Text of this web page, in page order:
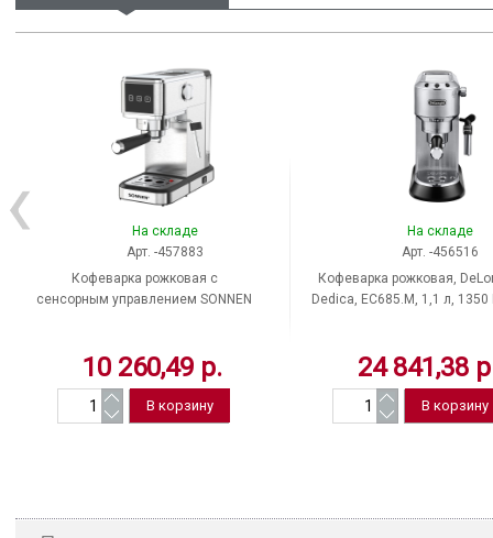
На складе
Арт. -457883
Кофеварка рожковая с
сенсорным управлением SONNEN
10 260,49 р.
На складе
Арт. -456516
Кофеварка рожковая,
Dedica, EC685.M, 1,1 л, 1350
24 841,38